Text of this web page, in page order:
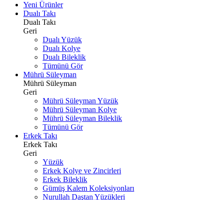
Yeni Ürünler
Dualı Takı
Dualı Takı
Geri
Dualı Yüzük
Dualı Kolye
Dualı Bileklik
Tümünü Gör
Mührü Süleyman
Mührü Süleyman
Geri
Mührü Süleyman Yüzük
Mührü Süleyman Kolye
Mührü Süleyman Bileklik
Tümünü Gör
Erkek Takı
Erkek Takı
Geri
Yüzük
Erkek Kolye ve Zincirleri
Erkek Bileklik
Gümüş Kalem Koleksiyonları
Nurullah Daştan Yüzükleri